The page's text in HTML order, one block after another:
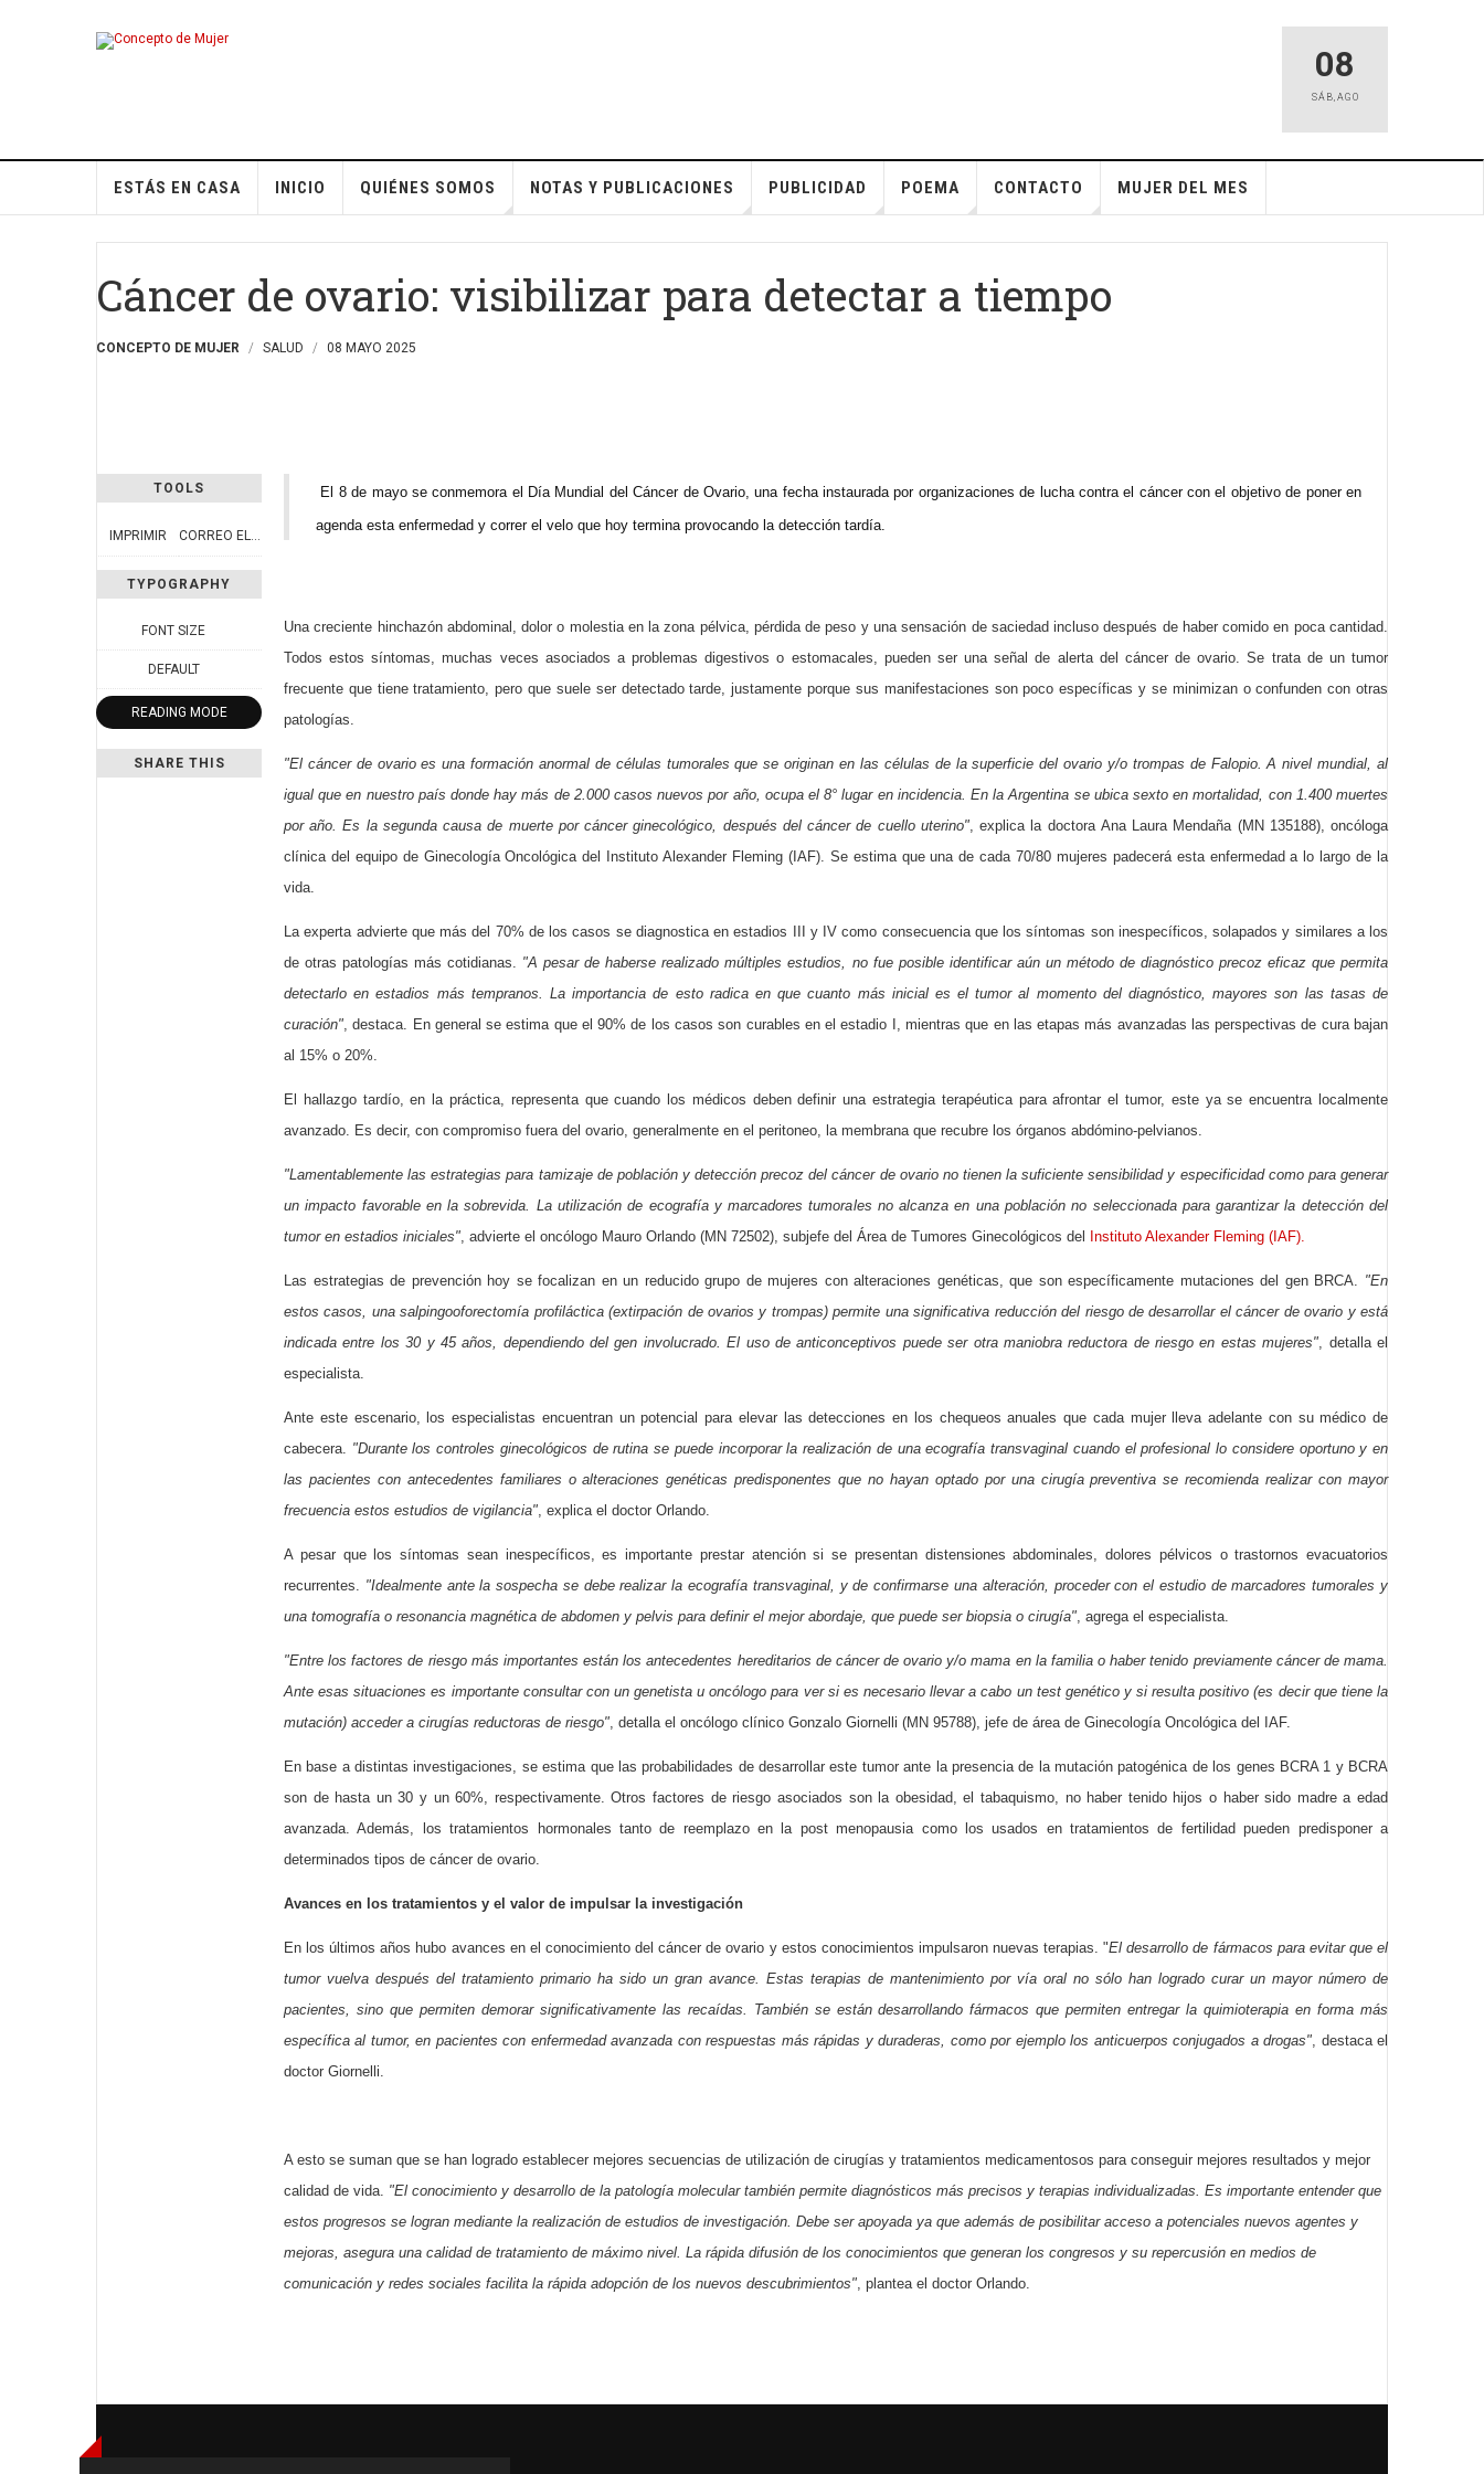
08
SÁB, AGO
ESTÁS EN CASA INICIO QUIÉNES SOMOS NOTAS Y PUBLICACIONES PUBLICIDAD POEMA CONTACTO MUJER DEL MES
Cáncer de ovario: visibilizar para detectar a tiempo
CONCEPTO DE MUJER SALUD 08 MAYO 2025
TOOLS
IMPRIMIR CORREO ELECTRÓNICO
TYPOGRAPHY
FONT SIZE
DEFAULT
READING MODE
SHARE THIS
El 8 de mayo se conmemora el Día Mundial del Cáncer de Ovario, una fecha instaurada por organizaciones de lucha contra el cáncer con el objetivo de poner en
agenda esta enfermedad y correr el velo que hoy termina provocando la detección tardía.
Una creciente hinchazón abdominal, dolor o molestia en la zona pélvica, pérdida de peso y una sensación de saciedad incluso después de haber comido en poca cantidad.
Todos estos síntomas, muchas veces asociados a problemas digestivos o estomacales, pueden ser una señal de alerta del cáncer de ovario. Se trata de un tumor
frecuente que tiene tratamiento, pero que suele ser detectado tarde, justamente porque sus manifestaciones son poco específicas y se minimizan o confunden con otras
patologías.
"El cáncer de ovario es una formación anormal de células tumorales que se originan en las células de la superficie del ovario y/o trompas de Falopio. A nivel mundial, al
igual que en nuestro país donde hay más de 2.000 casos nuevos por año, ocupa el 8° lugar en incidencia. En la Argentina se ubica sexto en mortalidad, con 1.400 muertes
por año. Es la segunda causa de muerte por cáncer ginecológico, después del cáncer de cuello uterino", explica la doctora Ana Laura Mendaña (MN 135188), oncóloga
clínica del equipo de Ginecología Oncológica del Instituto Alexander Fleming (IAF). Se estima que una de cada 70/80 mujeres padecerá esta enfermedad a lo largo de la
vida.
La experta advierte que más del 70% de los casos se diagnostica en estadios III y IV como consecuencia que los síntomas son inespecíficos, solapados y similares a los
de otras patologías más cotidianas. "A pesar de haberse realizado múltiples estudios, no fue posible identificar aún un método de diagnóstico precoz eficaz que permita
detectarlo en estadios más tempranos. La importancia de esto radica en que cuanto más inicial es el tumor al momento del diagnóstico, mayores son las tasas de
curación", destaca. En general se estima que el 90% de los casos son curables en el estadio I, mientras que en las etapas más avanzadas las perspectivas de cura bajan
al 15% o 20%.
El hallazgo tardío, en la práctica, representa que cuando los médicos deben definir una estrategia terapéutica para afrontar el tumor, este ya se encuentra localmente
avanzado. Es decir, con compromiso fuera del ovario, generalmente en el peritoneo, la membrana que recubre los órganos abdómino-pelvianos.
"Lamentablemente las estrategias para tamizaje de población y detección precoz del cáncer de ovario no tienen la suficiente sensibilidad y especificidad como para generar
un impacto favorable en la sobrevida. La utilización de ecografía y marcadores tumorales no alcanza en una población no seleccionada para garantizar la detección del
tumor en estadios iniciales", advierte el oncólogo Mauro Orlando (MN 72502), subjefe del Área de Tumores Ginecológicos del Instituto Alexander Fleming (IAF).
Las estrategias de prevención hoy se focalizan en un reducido grupo de mujeres con alteraciones genéticas, que son específicamente mutaciones del gen BRCA. "En
estos casos, una salpingooforectomía profiláctica (extirpación de ovarios y trompas) permite una significativa reducción del riesgo de desarrollar el cáncer de ovario y está
indicada entre los 30 y 45 años, dependiendo del gen involucrado. El uso de anticonceptivos puede ser otra maniobra reductora de riesgo en estas mujeres", detalla el
especialista.
Ante este escenario, los especialistas encuentran un potencial para elevar las detecciones en los chequeos anuales que cada mujer lleva adelante con su médico de
cabecera. "Durante los controles ginecológicos de rutina se puede incorporar la realización de una ecografía transvaginal cuando el profesional lo considere oportuno y en
las pacientes con antecedentes familiares o alteraciones genéticas predisponentes que no hayan optado por una cirugía preventiva se recomienda realizar con mayor
frecuencia estos estudios de vigilancia", explica el doctor Orlando.
A pesar que los síntomas sean inespecíficos, es importante prestar atención si se presentan distensiones abdominales, dolores pélvicos o trastornos evacuatorios
recurrentes. "Idealmente ante la sospecha se debe realizar la ecografía transvaginal, y de confirmarse una alteración, proceder con el estudio de marcadores tumorales y
una tomografía o resonancia magnética de abdomen y pelvis para definir el mejor abordaje, que puede ser biopsia o cirugía", agrega el especialista.
"Entre los factores de riesgo más importantesestán los antecedentes hereditarios de cáncer de ovario y/o mama en la familiao haber tenido previamente cáncer de mama.
Ante esas situaciones es importante consultar con un genetista u oncólogo para ver si es necesario llevar a cabo un test genético y si resulta positivo (es decir que tiene la
mutación) acceder a cirugías reductoras de riesgo", detalla el oncólogo clínico Gonzalo Giornelli (MN 95788), jefe de área de Ginecología Oncológica del IAF.
En base a distintas investigaciones, se estima que las probabilidades de desarrollar este tumor ante la presencia de la mutación patogénica de los genes BCRA 1 y BCRA
son de hasta un 30 y un 60%, respectivamente. Otros factores de riesgo asociados son la obesidad, el tabaquismo, no haber tenido hijos o haber sido madre a edad
avanzada. Además, los tratamientos hormonales tanto de reemplazo en la post menopausia como los usados en tratamientos de fertilidad pueden predisponer a
determinados tipos de cáncer de ovario.
Avances en los tratamientos y el valor de impulsar la investigación
En los últimos años hubo avances en el conocimiento del cáncer de ovario y estos conocimientos impulsaron nuevas terapias. "El desarrollo de fármacos para evitar que el
tumor vuelva después del tratamiento primario ha sido un gran avance. Estas terapias de mantenimiento por vía oral no sólo han logrado curar un mayor número de
pacientes, sino que permiten demorar significativamente las recaídas. También se están desarrollando fármacos que permiten entregar la quimioterapia en forma más
específica al tumor, en pacientes con enfermedad avanzada con respuestas más rápidas y duraderas, como por ejemplo los anticuerpos conjugados a drogas", destaca el
doctor Giornelli.
A esto se suman que se han logrado establecer mejores secuencias de utilización de cirugías y tratamientos medicamentosos para conseguir mejores resultados y mejor
calidad de vida. "El conocimiento y desarrollo de la patología molecular también permite diagnósticos más precisos y terapias individualizadas. Es importante entender que
estos progresos se logran mediante la realización de estudios de investigación. Debe ser apoyada ya que además de posibilitar acceso a potenciales nuevos agentes y
mejoras, asegura una calidad de tratamiento de máximo nivel. La rápida difusión de los conocimientos que generan los congresos y su repercusión en medios de
comunicación y redes sociales facilita la rápida adopción de los nuevos descubrimientos", plantea el doctor Orlando.